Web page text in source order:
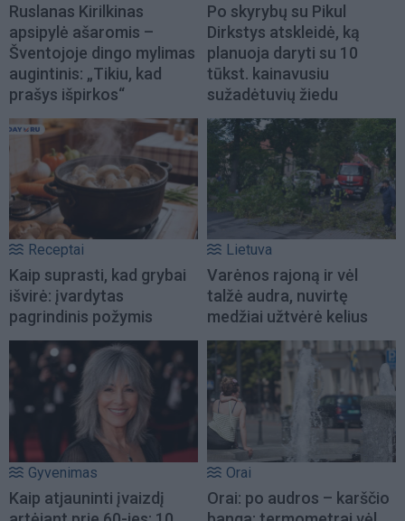
Ruslanas Kirilkinas
apsipylė ašaromis –
Šventojoje dingo mylimas
augintinis: „Tikiu, kad
prašys išpirkos“
Po skyrybų su Pikul
Dirkstys atskleidė, ką
planuoja daryti su 10
tūkst. kainavusiu
sužadėtuvių žiedu
Receptai
Kaip suprasti, kad grybai
išvirė: įvardytas
pagrindinis požymis
Lietuva
Varėnos rajoną ir vėl
talžė audra, nuvirtę
medžiai užtvėrė kelius
Gyvenimas
Kaip atjauninti įvaizdį
Orai
Orai: po audros – karščio